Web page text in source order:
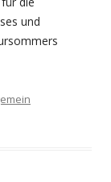
und